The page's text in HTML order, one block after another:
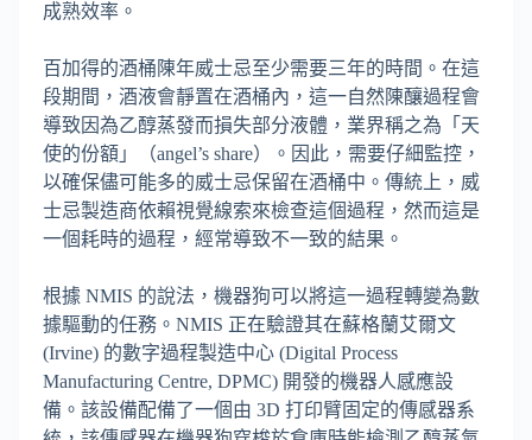
成熟效率。
百加得的酒桶陳年威士忌至少需要三年的時間。在這
段期間，酒液會靜置在酒桶內，這一自然陳釀過程會
導致因為乙醇蒸發而損失部分液體，業界稱之為「天
使的份額」（angel’s share）。因此，需要仔細監控，
以確保儘可能多的威士忌保留在酒桶中。傳統上，威
士忌製造商依賴視覺線索來檢查這個過程，然而這是
一個耗時的過程，經常導致不一致的結果。
根據 NMIS 的說法，機器狗可以將這一過程轉變為數
據驅動的任務。NMIS 正在驗證其在蘇格蘭艾爾文
(Irvine) 的數字過程製造中心 (Digital Process
Manufacturing Centre, DPMC) 開發的機器人感應設
備。該設備配備了一個由 3D 打印臂固定的傳感器系